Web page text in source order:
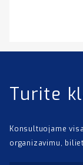
Turite
Konsultuojame
organizavimu,